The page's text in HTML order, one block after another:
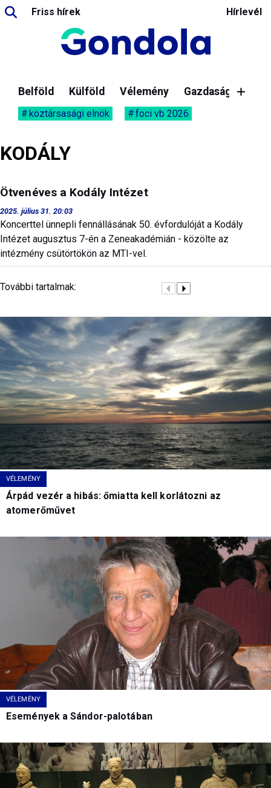
Friss hírek Hírlevél
Belföld Külföld Vélemény Gazdaság
köztársasági elnök foci vb 2026
KODÁLY
Ötvenéves a Kodály Intézet
2025. július 31. 20:03
Koncerttel ünnepli fennállásának 50. évfordulóját a Kodály
Intézet augusztus 7-én a Zeneakadémián - közölte az
intézmény csütörtökön az MTI-vel.
További tartalmak:
VÉLEMÉNY
Árpád vezér a hibás: őmiatta kell korlátozni az
atomerőművet
VÉLEMÉNY
Események a Sándor-palotában